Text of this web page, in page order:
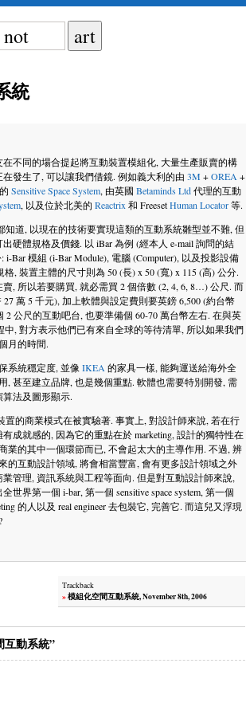
統
不同的場合提起將互動裝置模組化, 大量生產販賣的構
發生了, 可以讓我們借鏡. 例如義大利的由 3M +OREA +
Sensitive Space System, 由英國 Betaminds Ltd代理的互動
, 以及位於北美的 Reactrix 和 FreesetHuman Locator等.
知道, 以現在的技術要實現這類的互動系統雛型並不難, 但
硬體規格及價錢. 以 iBar 為例 (經本人 e-mail 詢問的結
Bar 模組 (i-Bar Module), 電腦 (Computer), 以及投影設備
格, 裝置主體的尺寸則為 50 (長) x 50 (寬) x 115 (高) 公分.
, 所以若要購買, 就必需買 2 個倍數 (2, 4, 6, 8…) 公尺. 而
27 萬 5 千元), 加上軟體與設定費則要英鎊 6,500 (約台幣
2 公尺的互動吧台, 也要準備個 60-70 萬台幣左右. 在與英
中, 對方表示他們已有來自全球的等待清單, 所以如果我們
月的時間.
系統穩定度, 並像 IKEA 的家具一樣, 能夠運送給海外全
, 甚至建立品牌, 也是幾個重點. 軟體也需要特別開發, 需
法及圖形顯示.
置的商業模式在被實驗著. 事實上, 對設計師來說, 若在行
成就感的, 因為它的重點在於 marketing, 設計的獨特性在
業的其中一個環節而已, 不會起太大的主導作用. 不過, 辨
的互動設計領域, 將會相當豐富, 會有更多設計領域之外
管理, 資訊系統與工程等面向. 但是對互動設計師來說,
世界第一個 i-bar, 第一個 sensitive space system, 第一個
的人以及 real engineer 去包裝它, 完善它. 而這兒又浮現
Trackback
»模組化空間互動系統, November 8th, 2006
互動系統”